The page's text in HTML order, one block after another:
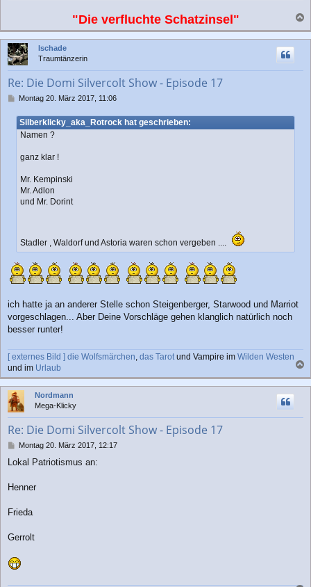
"Die verfluchte Schatzinsel"
a
c
Ischade
Traumtänzerin
Re: Die Domi Silvercolt Show - Episode 17
B
i
t
Montag 20. März 2017, 11:06
Silberklicky_aka_Rotrock hat geschrieben:
Namen ?
ganz klar !
Mr. Kempinski
Mr. Adlon
und Mr. Dorint
Stadler , Waldorf und Astoria waren schon vergeben ....
ich hatte ja an anderer Stelle schon Steigenberger, Starwood und Marriot
vorgeschlagen... Aber Deine Vorschläge gehen klanglich natürlich noch
besser runter!
[ externes Bild ] die Wolfsmärchen, das Tarotund Vampire im Wilden Westen
und im Urlaub
a
c
Nordmann
Mega-Klicky
Re: Die Domi Silvercolt Show - Episode 17
B
i
r
g
Montag 20. März 2017, 12:17
Lokal Patriotismus an:
Henner
Frieda
Gerrolt